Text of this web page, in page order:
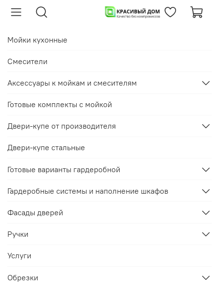
Мойки кухонные
Смесители
Аксессуары к мойкам и смесителям
Готовые комплекты с мойкой
Двери-купе от производителя
Двери-купе стальные
Готовые варианты гардеробной
Гардеробные системы и наполнение шкафов
Фасады дверей
Ручки
Услуги
Обрезки